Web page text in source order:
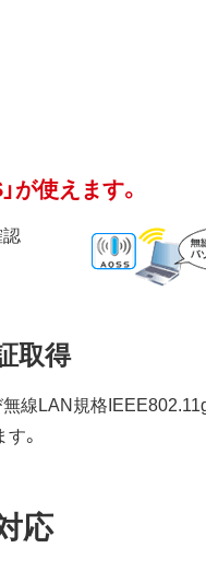
使えます。
取得
線LAN規格
。
応